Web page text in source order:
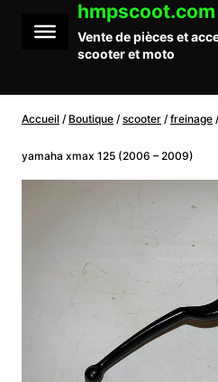
contenu
hmpscoot.com
Vente de pièces et
scooter et moto
Accueil / Boutique / scooter / freinage /
yamaha xmax 125 (2006 – 2009)